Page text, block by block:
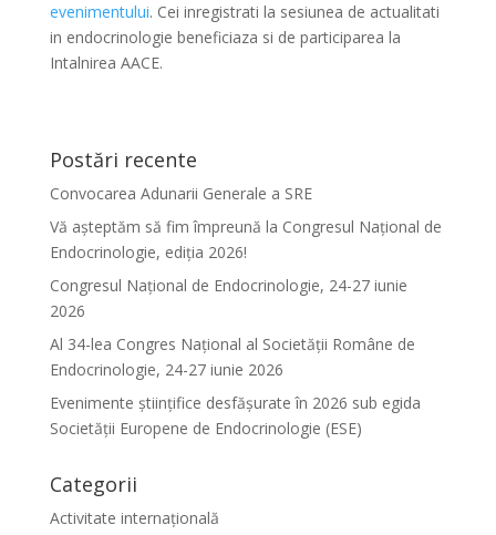
evenimentului. Cei inregistrati la sesiunea de actualitati
in endocrinologie beneficiaza si de participarea la
Intalnirea AACE.
Postări recente
Convocarea Adunarii Generale a SRE
Vă așteptăm să fim împreună la Congresul Național de
Endocrinologie, ediția 2026!
Congresul Național de Endocrinologie, 24-27 iunie
2026
Al 34-lea Congres Național al Societății Române de
Endocrinologie, 24-27 iunie 2026
Evenimente ştiinţifice desfăşurate în 2026 sub egida
Societăţii Europene de Endocrinologie (ESE)
Categorii
Activitate internațională